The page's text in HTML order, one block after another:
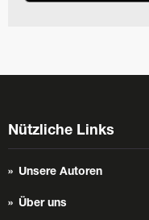
Nützliche Links
Unsere Autoren
Über uns